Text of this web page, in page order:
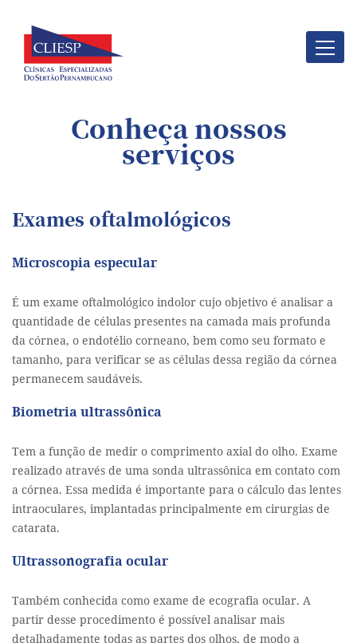
Conheça nossos
serviços
Exames oftalmológicos
Microscopia especular
É um exame oftalmológico indolor cujo objetivo é analisar a
quantidade de células presentes na camada mais profunda
da córnea, o endotélio corneano, bem como seu formato e
tamanho, para verificar se as células dessa região da córnea
permanecem saudáveis.
Biometria ultrassônica
Tem a função de medir o comprimento axial do olho. Exame
realizado através de uma sonda ultrassônica em contato com
a córnea. Essa medida é importante para o cálculo das lentes
intraoculares, implantadas principalmente em cirurgias de
catarata.
Ultrassonografia ocular
Também conhecida como exame de ecografia ocular. A
partir desse procedimento é possível analisar mais
detalhadamente todas as partes dos olhos, de modo a